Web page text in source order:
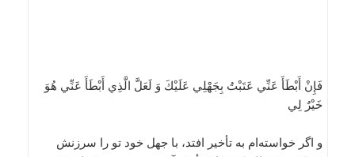
فَإِنْ أَبْطَأَ عَنِّي عَتَبْتُ بِجَهْلِي عَلَيْكَ وَ لَعَلَّ الَّذِي أَبْطَأَ عَنِّي هُوَ
خَيْرٌ لِي
و اگر خواسته‌ام به تأخير افتد، با جهل خود تو را سرزنش